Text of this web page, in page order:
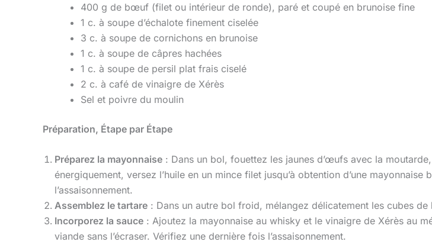
400 g de bœuf (filet ou intérieur de ronde), paré et coupé en brunoise fine
1 c. à soupe d’échalote finement ciselée
3 c. à soupe de cornichons en brunoise
1 c. à soupe de câpres hachées
1 c. à soupe de persil plat frais ciselé
2 c. à café de vinaigre de Xérès
Sel et poivre du moulin
Préparation, Étape par Étape
Préparez la mayonnaise : Dans un bol, fouettez les jaunes d’œufs avec la
énergiquement, versez l’huile en un mince filet jusqu’à obtention d’une
l’assaisonnement.
Assemblez le tartare : Dans un autre bol froid, mélangez délicatement les cubes
Incorporez la sauce : Ajoutez la mayonnaise au whisky et le vinaigre de Xérès au
viande sans l’écraser. Vérifiez une dernière fois l’assaisonnement.